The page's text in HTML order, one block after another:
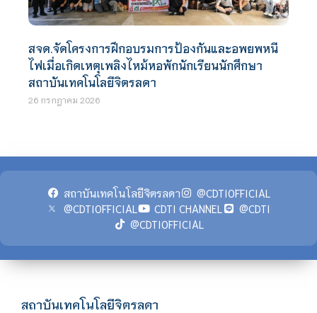
สจด.จัดโครงการฝึกอบรมการป้องกันและอพยพหนี
ไฟเมื่อเกิดเหตุเพลิงไหม้หอพักนักเรียนนักศึกษา
สถาบันเทคโนโลยีจิตรลดา
26 กรกฎาคม 2026
สถาบันเทคโนโลยีจิตรลดา
@CDTIOFFICIAL
@CDTIOFFICIAL
CDTI CHANNEL
@CDTI
@CDTIOFFICIAL
สถาบันเทคโนโลยีจิตรลดา